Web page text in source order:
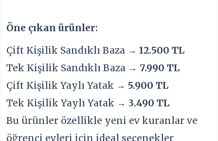
Öne çıkan ürünler:
Çift Kişilik Sandıklı Baza →12.500 TL
Tek Kişilik Sandıklı Baza →7.990 TL
Çift Kişilik Yaylı Yatak → 5.900 TL
Tek Kişilik Yaylı Yatak →3.490 TL
Bu ürünler özellikle yeni ev kuranlar ve
öğrenci evleri için ideal seçenekler